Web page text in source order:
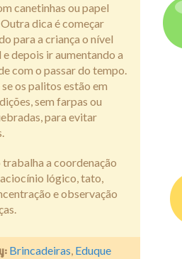
canetinhas ou papel
dica é começar
para a criança o nível
depois ir aumentando a
com o passar do tempo.
os palitos estão em
sem farpas ou
para evitar
trabalha a coordenação
lógico, tato,
e observação
Brincadeiras, Eduque